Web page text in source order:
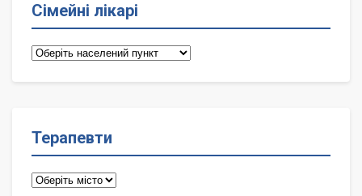
Сімейні лікарі
Сімейні
Терапевти
Терапевти